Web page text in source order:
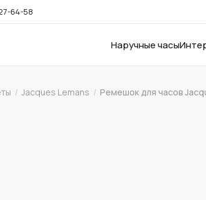
64-58
Наручные часы
/ Jacques Lemans / Ремешок для часов